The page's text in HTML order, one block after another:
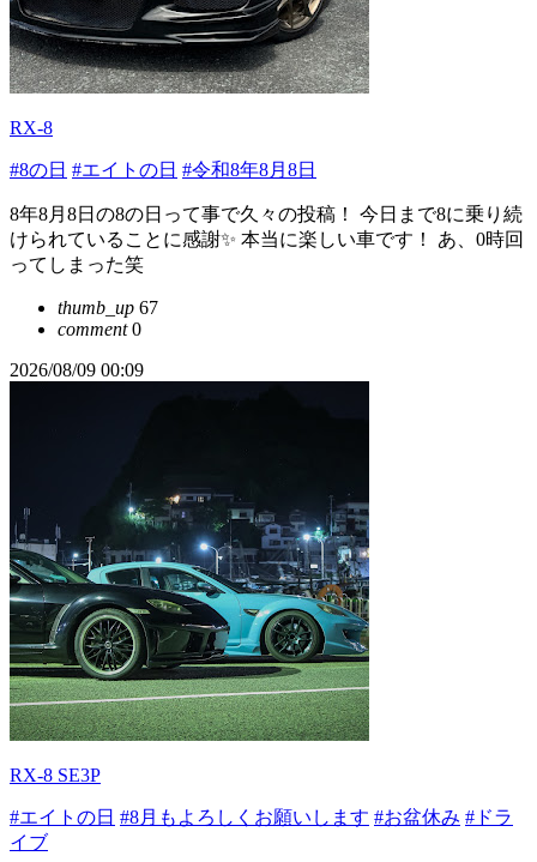
RX-8
#8の日 #エイトの日 #令和8年8月8日
8年8月8日の8の日って事で久々の投稿！ 今日まで8に乗り続
けられていることに感謝✨ 本当に楽しい車です！ あ、0時回
ってしまった笑
thumb_up 67
comment0
2026/08/09 00:09
RX-8 SE3P
#エイトの日 #8月もよろしくお願いします #お盆休み #ドラ
イブ